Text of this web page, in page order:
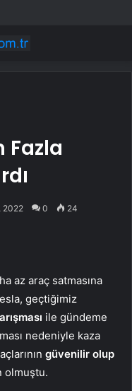
Fazla
2022 0 24
az araç satmasına
geçtiğimiz
ile gündeme
nedeniyle kaza
güvenilir olup
olmuştu.